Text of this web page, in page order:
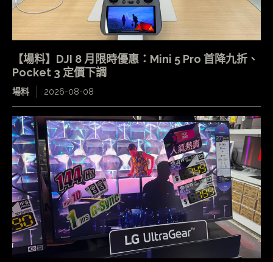
【場料】DJI 8 月限時優惠：Mini 5 Pro 首降九折、
Pocket 3 定價下調
場料 2026-08-08